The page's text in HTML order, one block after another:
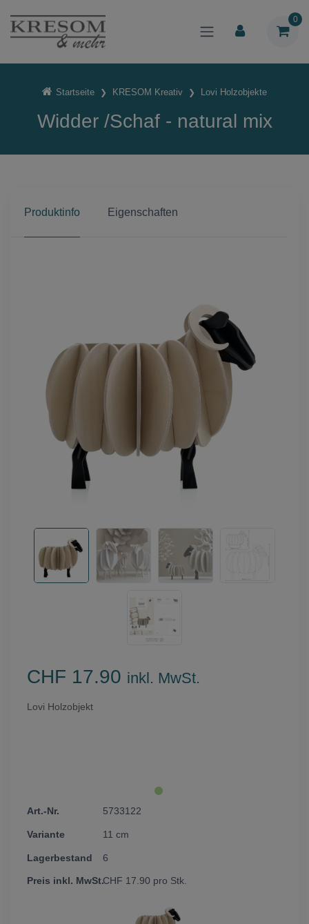
0
Startseite KRESOM Kreativ Lovi Holzobjekte
Widder /Schaf - natural mix
Produktinfo Eigenschaften
CHF 17.90 inkl. MwSt.
Lovi Holzobjekt
5733122
11 cm
6
CHF 17.90 pro Stk.